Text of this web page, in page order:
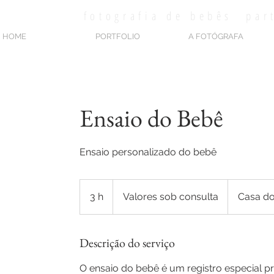
HOME PORTFOLIO A FOTÓGRAFA
Ensaio do Bebê
Ensaio personalizado do bebê
3 h
h
consulta
Valores sob consulta Casa
Descrição do serviço
O ensaio do bebê é um registro especial